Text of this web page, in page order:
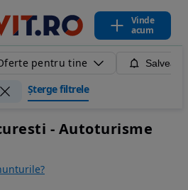
Vinde
acum
pentru tine
Șterge filtrele
- Autoturisme